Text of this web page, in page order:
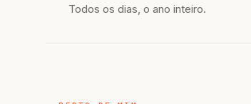
Todos os dias, o ano inteiro.